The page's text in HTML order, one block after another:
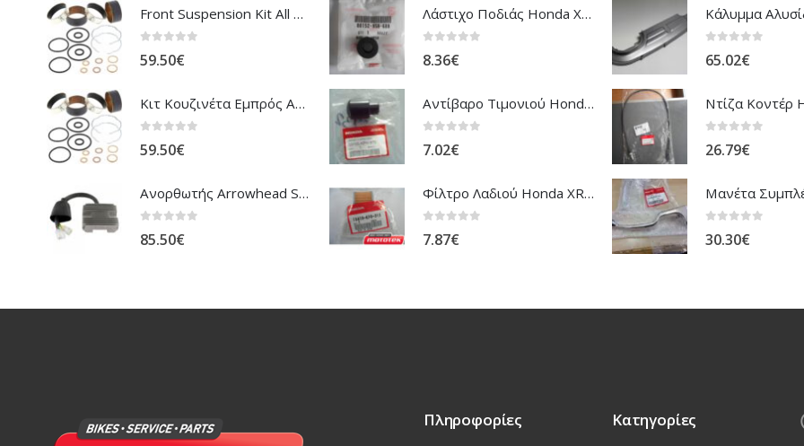
Front Suspension Kit All Balls Honda XL-1000V Varadero
59.50€
Κιτ Κουζινέτα Εμπρός Ανάρτησης All Balls Honda CBR-1100XX Blackbird
59.50€
Ανορθωτής Arrowhead Suzuki DL-1000 V'Strom
85.50€
Λάστιχο Ποδιάς Honda XRV-750 Africa Twin
8.36€
Αντίβαρο Τιμονιού Honda ANF-125 Innova
7.02€
Φίλτρο Λαδιού Honda XR-NX-FMX
7.87€
65.02€
26.79€
30.30€
Πληροφορίες Κατηγορίες